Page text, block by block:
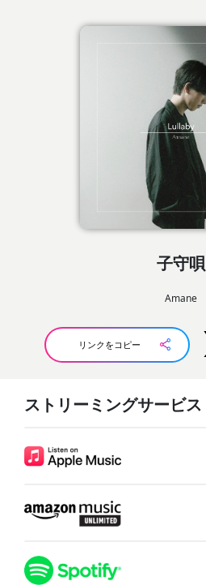
子守唄
Amane
リンクをコピー
ストリーミングサービス